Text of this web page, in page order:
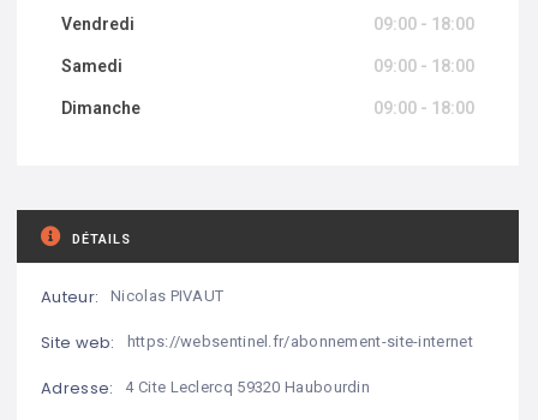
Vendredi 09:00 - 18:00
Samedi 09:00 - 18:00
Dimanche 09:00 - 18:00
DÉTAILS
Auteur: Nicolas PIVAUT
Site web: https://websentinel.fr/abonnement-site-internet
Adresse: 4 Cite Leclercq 59320 Haubourdin